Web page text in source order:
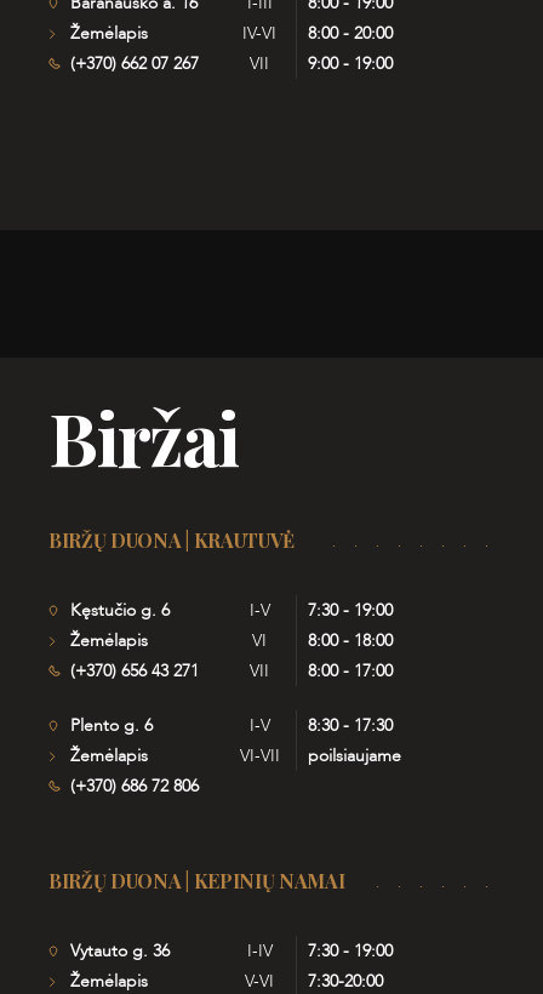
Žemėlapis
(+370) 662 07 267
IV-VI
8:00 - 20:00
VII
9:00 - 19:00
Biržai
BIRŽŲ DUONA | KRAUTUVĖ
Kęstučio g. 6
Žemėlapis
(+370) 656 43 271
I-V
7:30 - 19:00
VI
8:00 - 18:00
VII
8:00 - 17:00
Plento g. 6
Žemėlapis
(+370) 686 72 806
I-V
8:30 - 17:30
VI-VII
poilsiaujame
BIRŽŲ DUONA | KEPINIŲ NAMAI
Vytauto g. 36
Žemėlapis
I-IV
7:30 - 19:00
V-VI
7:30-20:00